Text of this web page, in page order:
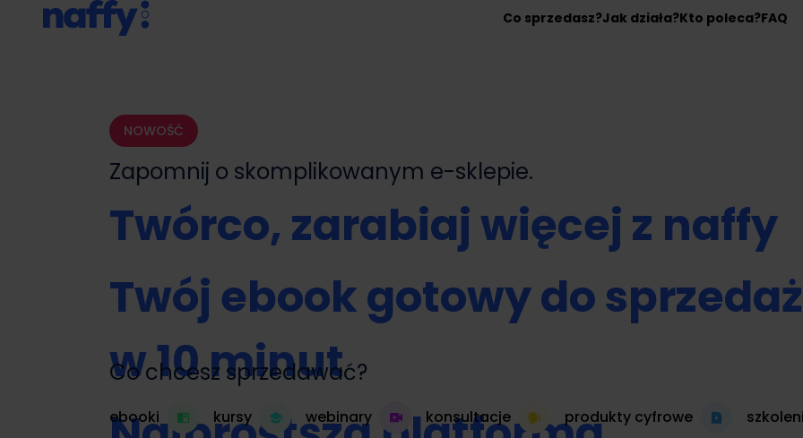
Co sprzedasz?Jak działa?Kto poleca?FAQ
NOWOŚĆ
Zapomnij o skomplikowanym e-sklepie.
Twórco, zarabiaj więcej z naffy
Twój ebook gotowy do
w 10 minut
Co chcesz sprzedawać?
ebooki kursy webinary konsultacje produkty cyfrowe